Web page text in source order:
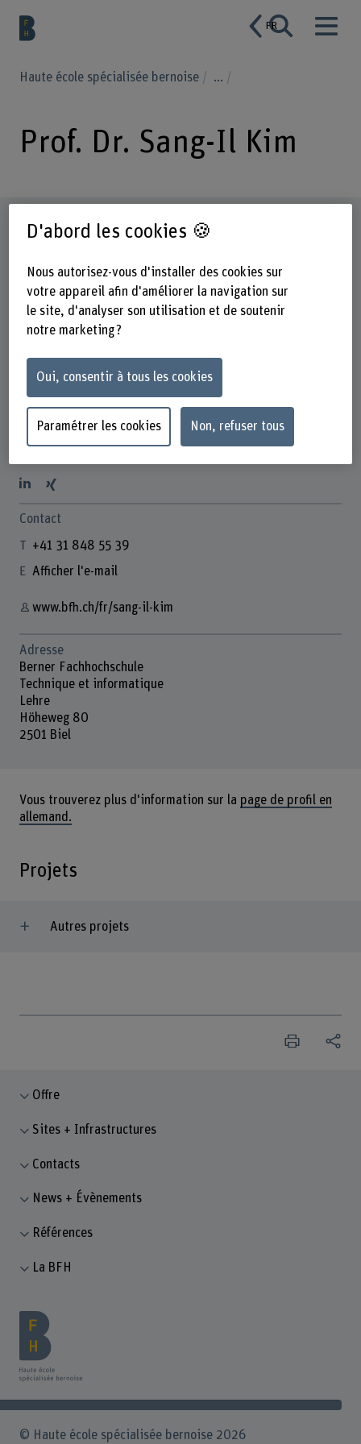
FR
Haute école spécialisée bernoise ...
Prof. Dr. Sang-Il Kim
Profil
Prof. Dr. Sang-Il Kim
Co-Leiter Institut I4MI
Contact
+41 31 848 55 39
Afficher l'e-mail
www.bfh.ch/fr/sang-il-kim
Adresse
Berner Fachhochschule
Technique et informatique
Lehre
Höheweg 80
2501 Biel
Vous trouverez plus d'information sur la page de profil en
allemand.
Projets
Autres projets
Offre
Sites + Infrastructures
Contacts
News + Évènements
Références
La BFH
© Haute école spécialisée bernoise 2026
D'abord les cookies 🍪
Nous autorisez-vous d'installer des cookies sur
votre appareil afin d'améliorer la navigation sur
le site, d'analyser son utilisation et de soutenir
notre marketing ?
Oui, consentir à tous les cookies
Paramétrer les cookies Non, refuser tous